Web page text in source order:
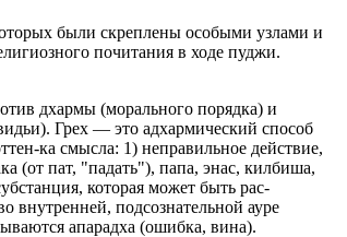
были скреплены особыми узлами и
почитания в ходе пуджи.
дхармы (морального порядка) и
Грех — это адхармический способ
ка смысла: 1) неправильное действие,
(от пат, "падать"), папа, энас, килбиша,
которая может быть рас-
внутренней, подсознательной ауре
апарадха (ошибка, вина).